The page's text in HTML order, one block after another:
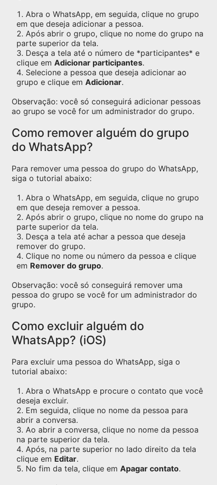
Abra o WhatsApp, em seguida, clique no grupo
em que deseja adicionar a pessoa.
Após abrir o grupo, clique no nome do grupo na
parte superior da tela.
Desça a tela até o número de *participantes* e
clique em Adicionar participantes.
Selecione a pessoa que deseja adicionar ao
grupo e clique em Adicionar.
Observação: você só conseguirá adicionar pessoas
ao grupo se você for um administrador do grupo.
Como remover alguém do grupo
do WhatsApp?
Para remover uma pessoa do grupo do WhatsApp,
siga o tutorial abaixo:
Abra o WhatsApp, em seguida, clique no grupo
em que deseja remover a pessoa.
Após abrir o grupo, clique no nome do grupo na
parte superior da tela.
Desça a tela até achar a pessoa que deseja
remover do grupo.
Clique no nome ou número da pessoa e clique
em Remover do grupo.
Observação: você só conseguirá remover uma
pessoa do grupo se você for um administrador do
grupo.
Como excluir alguém do
WhatsApp? (iOS)
Para excluir uma pessoa do WhatsApp, siga o
tutorial abaixo:
Abra o WhatsApp e procure o contato que você
deseja excluir.
Em seguida, clique no nome da pessoa para
abrir a conversa.
Ao abrir a conversa, clique no nome da pessoa
na parte superior da tela.
Após, na parte superior no lado direito da tela
clique em Editar.
No fim da tela, clique em Apagar contato.